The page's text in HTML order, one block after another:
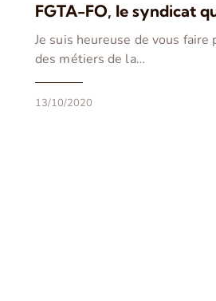
FGTA-FO, le syndicat
Je suis heureuse de vous faire
des métiers de la…
13/10/2020